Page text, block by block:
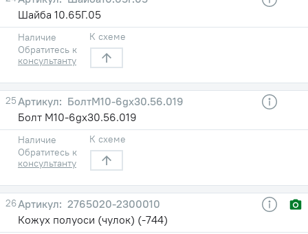
Шайба 10.65Г.05
Наличие
Обратитесь к
консультанту
К схеме
25
БолтМ10-6gх30.56.019
Болт М10-6gх30.56.019
Наличие
Обратитесь к
консультанту
К схеме
26
2765020-2300010
Кожух полуоси (чулок) (-744)